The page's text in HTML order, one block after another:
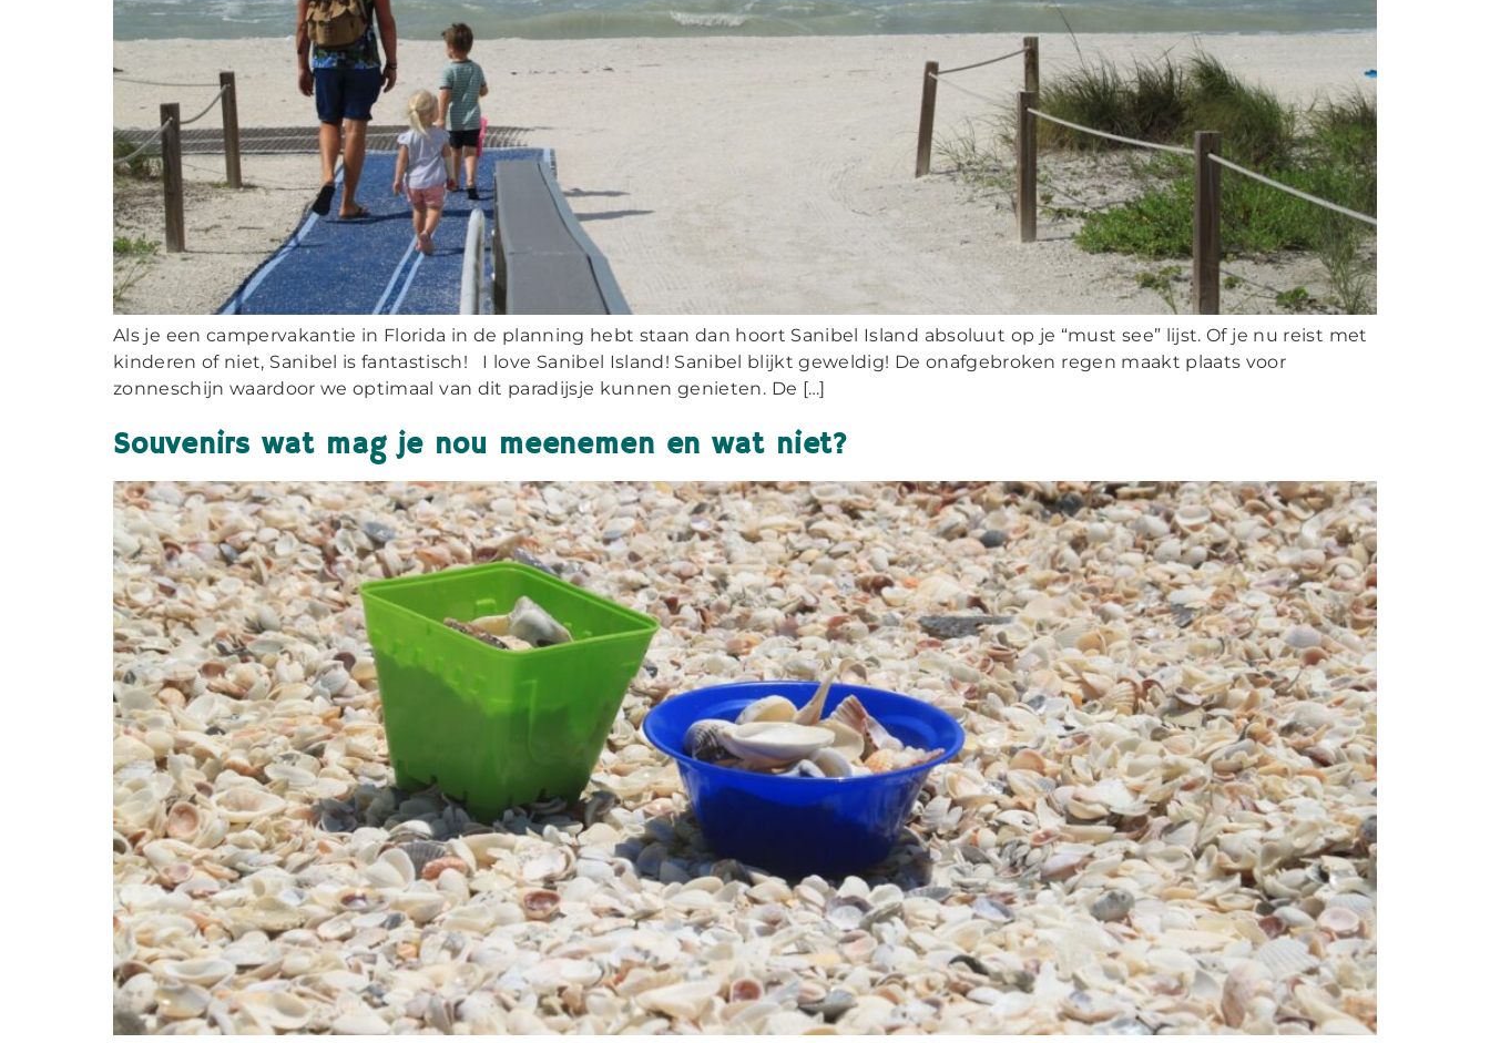
Als je een campervakantie in Florida in de planning hebt staan dan hoort Sanibel Island absoluut op je “must see” lijst. Of je nu reist met
kinderen of niet, Sanibel is fantastisch! I love Sanibel Island! Sanibel blijkt geweldig! De onafgebroken regen maakt plaats voor
zonneschijn waardoor we optimaal van dit paradijsje kunnen genieten. De […]
Souvenirs wat mag je nou meenemen en wat niet?